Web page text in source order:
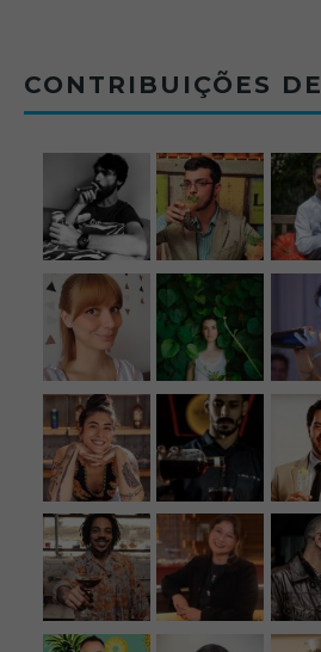
CONTRIBUIÇÕES DE